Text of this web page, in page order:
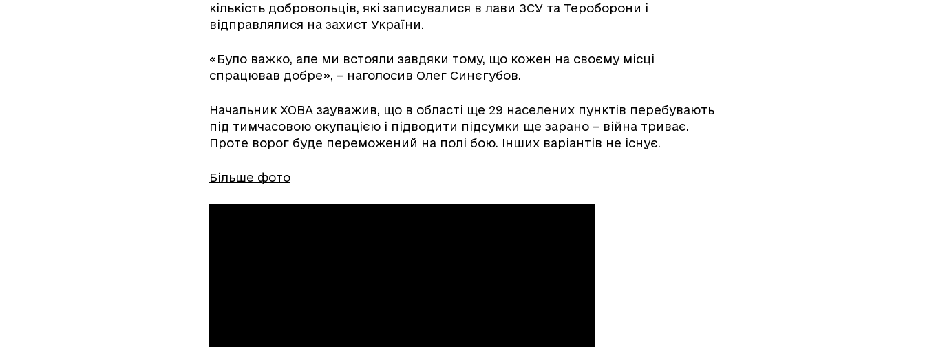
кількість добровольців, які записувалися в лави ЗСУ та Тероборони і
відправлялися на захист України.
«Було важко, але ми встояли завдяки тому, що кожен на своєму місці
спрацював добре», – наголосив Олег Синєгубов.
Начальник ХОВА зауважив, що в області ще 29 населених пунктів перебувають
під тимчасовою окупацією і підводити підсумки ще зарано – війна триває.
Проте ворог буде переможений на полі бою. Інших варіантів не існує.
Більше фото